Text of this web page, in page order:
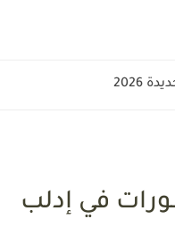
2026
في إدلب